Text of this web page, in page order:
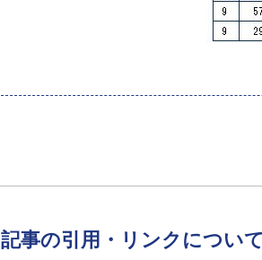
記事の引用・リンクについ